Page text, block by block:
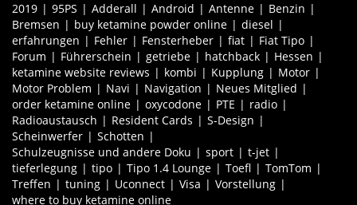
2019 95PS Adderall Android Antenne
Benzin
Bremsen
buy ketamine powder online
diesel
erfahrungen
Fehler Fensterheber fiat
Fiat Tipo
Forum
Führerschein getriebe hatchback
Hessen
ketamine website reviews
kombi Kupplung
Motor
Motor Problem
Navi Navigation
Neues Mitglied
order ketamine online
oxycodone PTE
radio
Radioaustausch
Resident Cards
S-Design
Scheinwerfer
Schotten
Schulzeugnisse und andere Doku
sport
t-jet
tieferlegung
tipo Tipo 1.4 Lounge Toefl
TomTom
Treffen
tuning Uconnect Visa
Vorstellung
where to buy ketamine online